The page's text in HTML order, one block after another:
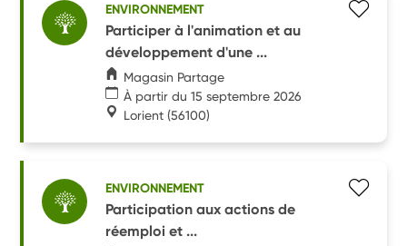
ENVIRONNEMENT
Participer à l'animation et au
développement d'une ...
Magasin Partage
À partir du 15 septembre 2026
Lorient (56100)
ENVIRONNEMENT
Participation aux actions de
réemploi et ...